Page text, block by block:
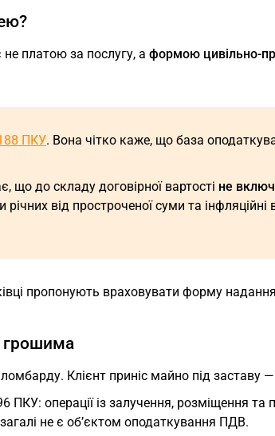
не платою за послугу, а формою цивільно-
ПКУ. Вона чітко каже, що база
що до складу договірної вартості не
від простроченої суми та інфляційні
пропонують враховувати форму
грошима
Клієнт приніс майно під заставу
ПКУ: операції із залучення, розміщення та
не є об’єктом оподаткування ПДВ.